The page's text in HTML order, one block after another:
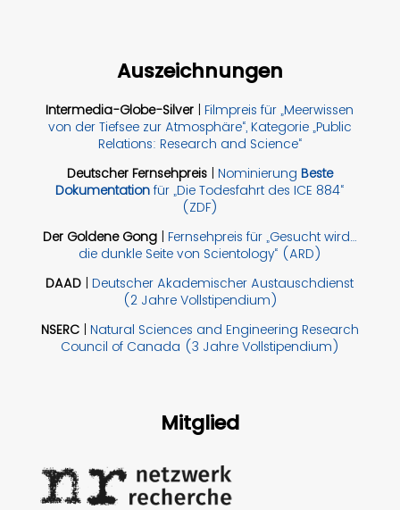
Auszeichnungen
Intermedia-Globe-Silver |Filmpreis für „Meerwissen
von der Tiefsee zur Atmosphäre“, Kategorie „Public
Relations: Research and Science“
Deutscher Fernsehpreis| Nominierung Beste
Dokumentationfür „Die Todesfahrt des ICE 884“
(ZDF)
Der Goldene Gong| Fernsehpreis für „Gesucht wird…
die dunkle Seite von Scientology“ (ARD)
DAAD |Deutscher Akademischer Austauschdienst
(2 Jahre Vollstipendium)
NSERC| Natural Sciences and Engineering Research
Council of Canada (3 Jahre Vollstipendium)
Mitglied